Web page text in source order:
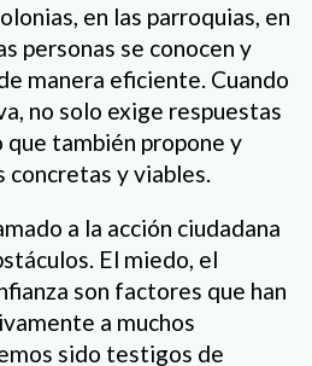
en las parroquias, en
personas se conocen y
manera eficiente. Cuando
no solo exige respuestas
que también propone y
concretas y viables.
a la acción ciudadana
El miedo, el
son factores que han
a muchos
sido testigos de